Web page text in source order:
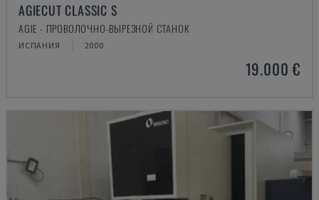
AGIECUT CLASSIC S
AGIE - ПРОВОЛОЧНО-ВЫРЕЗНОЙ СТАНОК
ИСПАНИЯ 2000
19.000 €